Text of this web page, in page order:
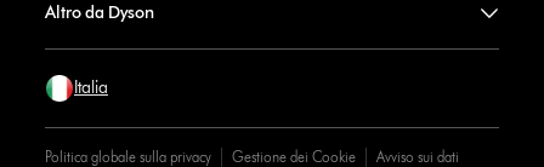
Altro da Dyson
Italia
Politica globale sulla privacy Gestione dei Cookie Avviso sui dati